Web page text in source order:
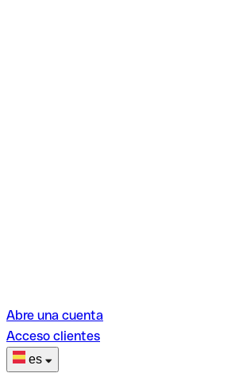
Abre una cuenta
Acceso clientes
es